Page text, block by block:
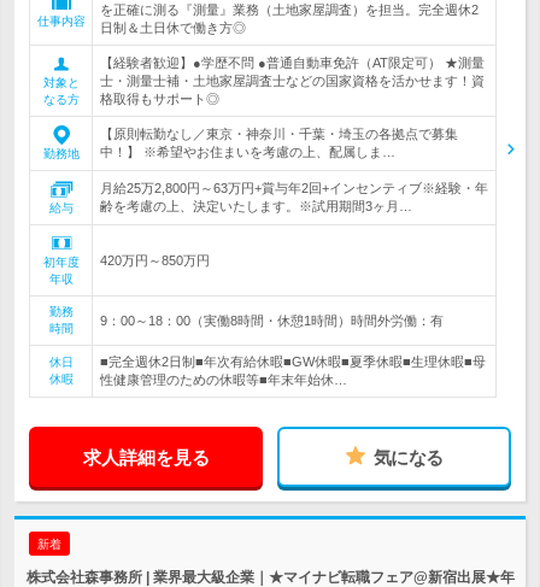
仕事内容
を正確に測る『測量』業務（土地家屋調査）を担当。完全週休2
日制＆土日休で働き方◎
対象と
なる方
【経験者歓迎】●学歴不問 ●普通自動車免許（AT限定可） ★測量
士・測量士補・土地家屋調査士などの国家資格を活かせます！資
格取得もサポート◎
勤務地
【原則転勤なし／東京・神奈川・千葉・埼玉の各拠点で募集
中！】 ※希望やお住まいを考慮の上、配属しま…
給与
月給25万2,800円～63万円+賞与年2回+インセンティブ※経験・年
齢を考慮の上、決定いたします。※試用期間3ヶ月…
初年度
年収
420万円～850万円
勤務
時間
9：00～18：00（実働8時間・休憩1時間）時間外労働：有
休日
休暇
■完全週休2日制■年次有給休暇■GW休暇■夏季休暇■生理休暇■母
性健康管理のための休暇等■年末年始休…
求人詳細を見る 気になる
新着
株式会社森事務所 | 業界最大級企業｜★マイナビ転職フェア@新宿出展★年